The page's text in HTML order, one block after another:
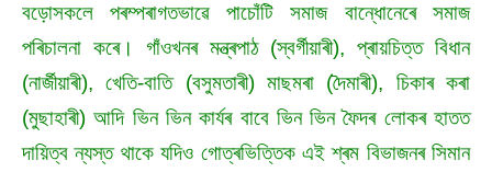
বড়োসকলে পৰম্পৰাগতভাৱে পাচোঁটি সমাজ বান্ধোনেৰে সমাজ
পৰিচালনা কৰে। গাঁওখনৰ মন্ত্ৰপাঠ (স্বৰ্গীয়াৰী), প্ৰায়চিত্ত বিধান
(নাৰ্জীয়াৰী), খেতি-বাতি (বসুমতাৰী) মাছমৰা (দৈমাৰী), চিকাৰ কৰা
(মুছাহাৰী) আদি ভিন ভিন কাৰ্যৰ বাবে ভিন ভিন ফৈদৰ লোকৰ হাতত
দায়িত্ব ন্যস্ত থাকে যদিও গোত্ৰভিত্তিক এই শ্ৰম বিভাজনৰ সিমান